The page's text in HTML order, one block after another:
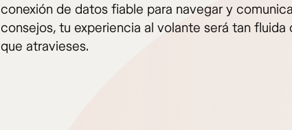
conexión de datos fiable para navegar y
consejos, tu experiencia al volante será tan fluida
que atravieses.